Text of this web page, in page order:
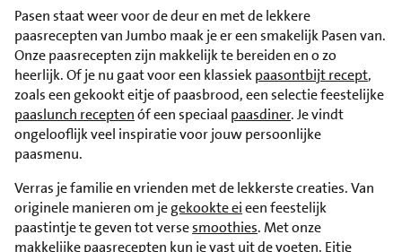
Pasen staat weer voor de deur en met de lekkere
paasrecepten van Jumbo maak je er een smakelijk Pasen van.
Onze paasrecepten zijn makkelijk te bereiden en o zo
heerlijk. Of je nu gaat voor een klassiekpaasontbijt recept,
zoals een gekookt eitje of paasbrood, een selectie feestelijke
paaslunch receptenóf een speciaal paasdiner. Je vindt
ongelooflijk veel inspiratie voor jouw persoonlijke
paasmenu.
Verras je familie en vrienden met de lekkerste creaties. Van
originele manieren om jegekookte eieen feestelijk
paastintje te geven tot versesmoothies. Met onze
makkelijke paasrecepten kun je vast uit de voeten. Eitje